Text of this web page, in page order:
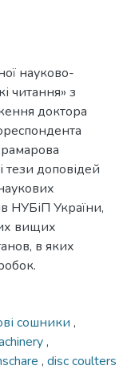
науково-
читання» з
доктора
доповідей
НУБіП України,
вищих
в яких
сошники ,
,
, disc coulters